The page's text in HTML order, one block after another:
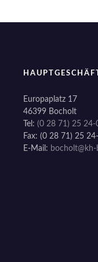
Europaplatz 17
46399 Bocholt
Tel: (0 28 71) 25 24-
Fax: (0 28 71) 25
E-Mail: